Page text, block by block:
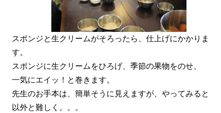
スポンジと生クリームがそろったら、仕上げにかかりま
す。
スポンジに生クリームをひろげ、季節の果物をのせ、
一気にエイッ！と巻きます。
先生のお手本は、簡単そうに見えますが、やってみると
以外と難しく。。。